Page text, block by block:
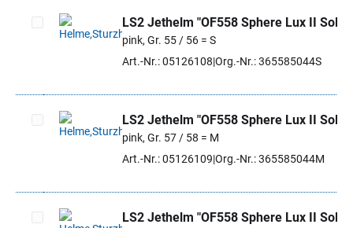
Artikel auswählen
LS2 Jethelm "OF558 Sphere Lux II Solid"
pink, Gr. 55 / 56 = S
Art.-Nr.: 05126108 Org.-Nr.: 365585044S
Artikel auswählen
LS2 Jethelm "OF558 Sphere Lux II Solid"
pink, Gr. 57 / 58 = M
Art.-Nr.: 05126109 Org.-Nr.: 365585044M
LS2 Jethelm "OF558 Sphere Lux II Solid"